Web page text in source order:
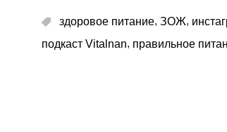
здоровое питание, ЗОЖ,
подкаст Vitalnan, правильное